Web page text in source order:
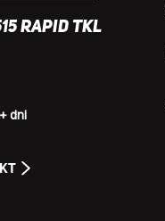
RAPID TKL
dni